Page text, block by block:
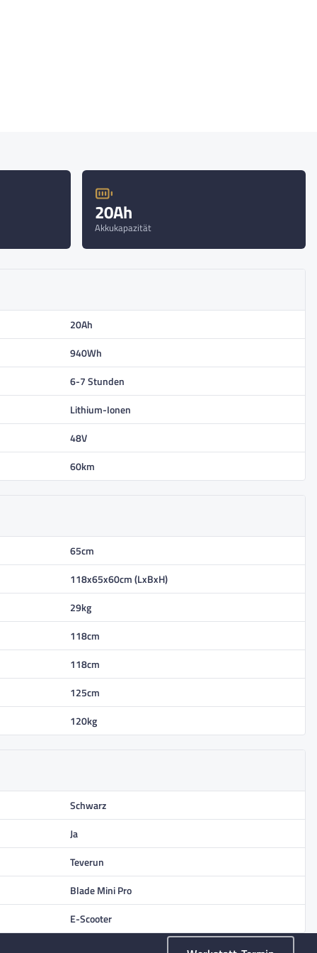
20Ah
Akkukapazität
20Ah
940Wh
6-7 Stunden
Lithium-Ionen
48V
60km
65cm
118x65x60cm (LxBxH)
29kg
118cm
118cm
125cm
120kg
Schwarz
Ja
Teverun
Blade Mini Pro
E-Scooter